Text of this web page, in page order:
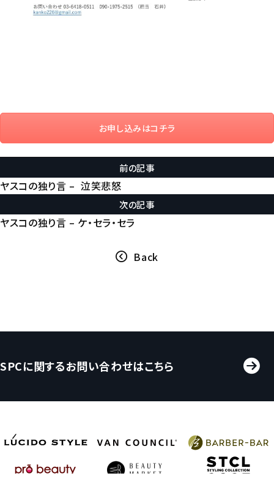
お申し込みはコチラ
前の記事
ヤスコの独り言 – 泣笑悲怒
次の記事
ヤスコの独り言 – ケ・セラ・セラ
Back
SPCに関するお問い合わせはこちら